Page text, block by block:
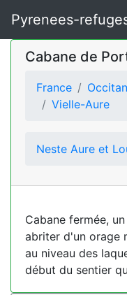
Pyrenees-
Cabane de
France
Vielle-Aure
Neste Aure et
Cabane fermée,
abriter d'un orage
au niveau des
début du sentier